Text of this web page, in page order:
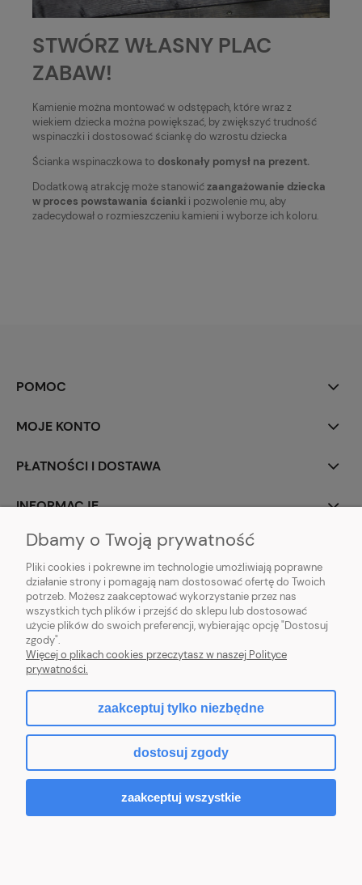
STWÓRZ WŁASNY PLAC
ZABAW!
Kamienie można montować w odstępach, które wraz z
wiekiem dziecka można powiększać, by zwiększyć trudność
wspinaczki i dostosować ściankę do wzrostu dziecka
Ścianka wspinaczkowa to doskonały pomysł na prezent.
Dodatkową atrakcję może stanowićzaangażowanie dziecka
w proces powstawania ścianki i pozwolenie mu, aby
zadecydował o rozmieszczeniu kamieni i wyborze ich koloru.
POMOC
MOJE KONTO
PŁATNOŚCI I DOSTAWA
INFORMACJE
O NAS
ZLARO| ul. Fiołkowa 9, 31-457 Kraków, woj. małopolskie | E-mail:
zlaro.krakow@gmail.com
120911970
Sklep internetowy Shoper.pl
Dbamy o Twoją prywatność
Pliki cookies i pokrewne im technologie umożliwiają poprawne
działanie strony i pomagają nam dostosować ofertę do Twoich
potrzeb. Możesz zaakceptować wykorzystanie przez nas
wszystkich tych plików i przejść do sklepu lub dostosować
użycie plików do swoich preferencji, wybierając opcję "Dostosuj
zgody".
Więcej o plikach cookies przeczytasz w naszej Polityce
prywatności.
zaakceptuj tylko niezbędne
dostosuj zgody
zaakceptuj wszystkie